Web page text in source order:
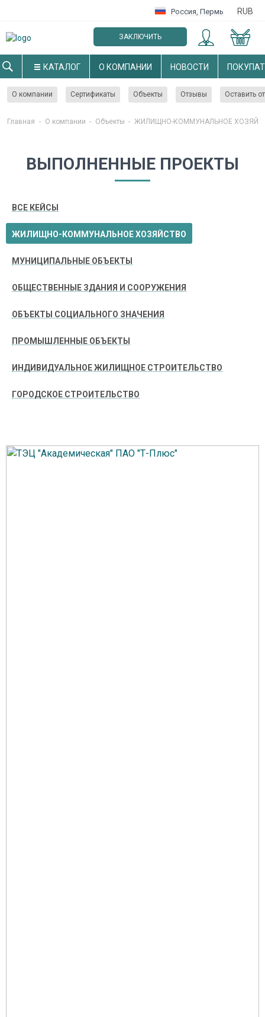
Россия, Пермь RUB
ЗАКЛЮЧИТЬ
ОПТОВЫЙ ДОГОВОР
КАТАЛОГ О КОМПАНИИ НОВОСТИ
О компании Сертификаты Объекты Отзывы Оставить
Главная - О компании - Объекты - ЖИЛИЩНО-КОММУНАЛЬНОЕ
ВЫПОЛНЕННЫЕ ПРОЕКТЫ
ВСЕ КЕЙСЫ
ЖИЛИЩНО-КОММУНАЛЬНОЕ ХОЗЯЙСТВО
МУНИЦИПАЛЬНЫЕ ОБЪЕКТЫ
ОБЩЕСТВЕННЫЕ ЗДАНИЯ И СООРУЖЕНИЯ
ОБЪЕКТЫ СОЦИАЛЬНОГО ЗНАЧЕНИЯ
ПРОМЫШЛЕННЫЕ ОБЪЕКТЫ
ИНДИВИДУАЛЬНОЕ ЖИЛИЩНОЕ СТРОИТЕЛЬСТВО
ГОРОДСКОЕ СТРОИТЕЛЬСТВО